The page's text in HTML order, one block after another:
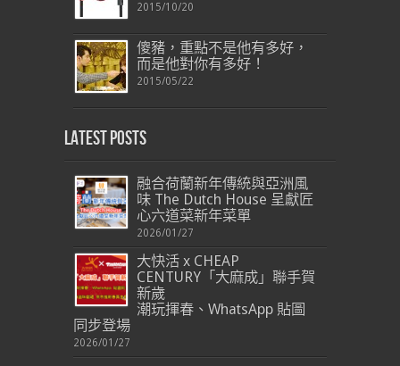
2015/10/20
傻豬，重點不是他有多好，
而是他對你有多好！
2015/05/22
Latest Posts
融合荷蘭新年傳統與亞洲風
味 The Dutch House 呈獻匠
心六道菜新年菜單
2026/01/27
大快活 x CHEAP
CENTURY「大麻成」聯手賀
新歲
潮玩揮春、WhatsApp 貼圖
同步登場
2026/01/27